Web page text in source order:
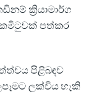
ක්‍රියාමාර්ග
පත්කර
පිළිබඳව
ලක්විය හැකි